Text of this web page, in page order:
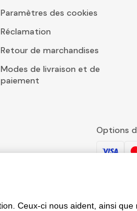
Paramètres des cookies
Réclamation
Retour de marchandises
Modes de livraison et de
paiement
Options